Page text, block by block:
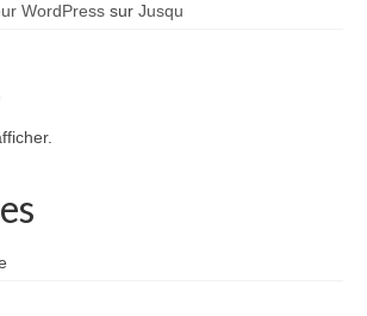
2006
et évêques
WordPress sur Jusqu